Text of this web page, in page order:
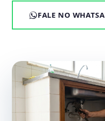
FALE NO